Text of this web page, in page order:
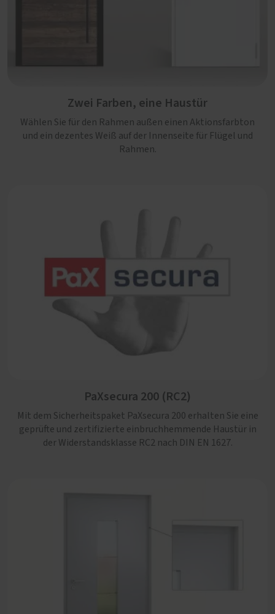
Zwei Farben, eine Haustür
Wählen Sie für den Rahmen außen einen Aktionsfarbton
und ein dezentes Weiß auf der Innenseite für Flügel und
Rahmen.
PaXsecura 200 (RC2)
Mit dem Sicherheitspaket PaXsecura 200 erhalten Sie eine
geprüfte und zertifizierte einbruchhemmende Haustür in
der Widerstandsklasse RC2 nach DIN EN 1627.